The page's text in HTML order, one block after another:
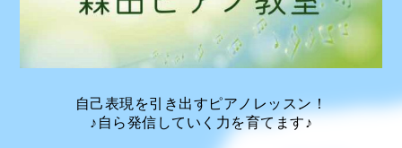
自己表現を引き出すピアノレッスン！
♪自ら発信していく力を育てます♪